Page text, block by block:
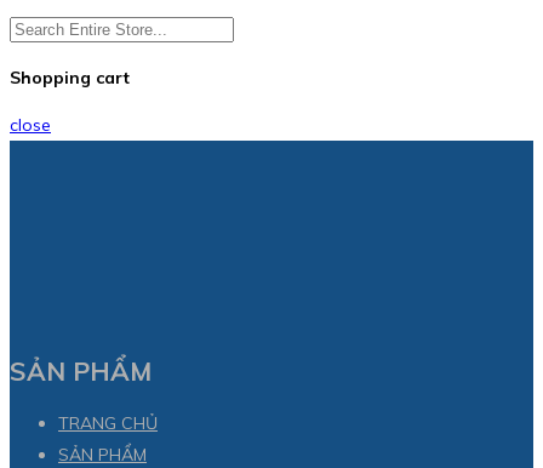
Shopping cart
close
SẢN PHẨM
TRANG CHỦ
SẢN PHẨM